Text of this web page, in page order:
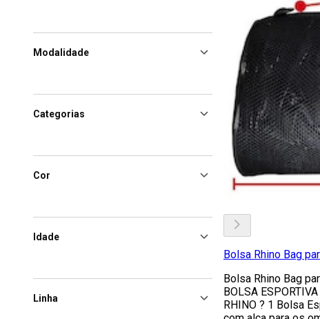
Modalidade
Categorias
Cor
Idade
Linha
Bolsa Rhino Bag
Bolsa Rhino Bag
BOLSA
RHINO ? 1 Bolsa